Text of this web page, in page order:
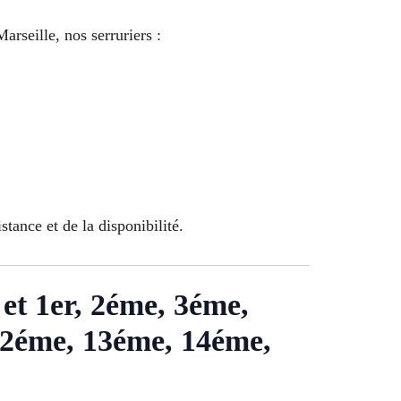
nos serruriers :
et de la disponibilité.
1er, 2éme, 3éme,
13éme, 14éme,